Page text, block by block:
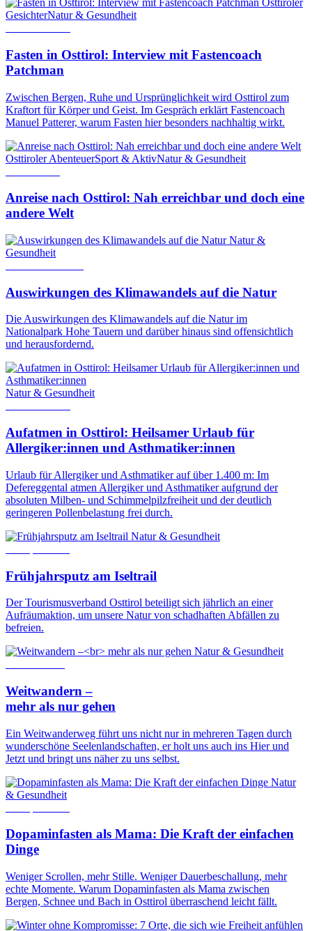
Osttiroler
GesichterNatur & Gesundheit
Fasten in Osttirol: Interview mit Fastencoach
Patchman
Zwischen Bergen, Ruhe und Ursprünglichkeit wird Osttirol zum
Kraftort für Körper und Geist. Im Gespräch erklärt Fastencoach
Manuel Patterer, warum Fasten hier besonders nachhaltig wirkt.
Osttiroler AbenteuerSport & AktivNatur & Gesundheit
Anreise nach Osttirol: Nah erreichbar und doch eine
andere Welt
Natur &
Gesundheit
Auswirkungen des Klimawandels auf die Natur
Die Auswirkungen des Klimawandels auf die Natur im
Nationalpark Hohe Tauern und darüber hinaus sind offensichtlich
und herausfordernd.
Natur & Gesundheit
Aufatmen in Osttirol: Heilsamer Urlaub für
Allergiker:innen und Asthmatiker:innen
Urlaub für Allergiker und Asthmatiker auf über 1.400 m: Im
Defereggental atmen Allergiker und Asthmatiker aufgrund der
absoluten Milben- und Schimmelpilzfreiheit und der deutlich
geringeren Pollenbelastung frei durch.
Natur & Gesundheit
Frühjahrsputz am Iseltrail
Der Tourismusverband Osttirol beteiligt sich jährlich an einer
Aufräumaktion, um unsere Natur von schadhaften Abfällen zu
befreien.
Natur & Gesundheit
Weitwandern –
mehr als nur gehen
Ein Weitwanderweg führt uns nicht nur in mehreren Tagen durch
wunderschöne Seelenlandschaften, er holt uns auch ins Hier und
Jetzt und bringt uns näher zu uns selbst.
Natur
& Gesundheit
Dopaminfasten als Mama: Die Kraft der einfachen
Dinge
Weniger Scrollen, mehr Stille. Weniger Dauerbeschallung, mehr
echte Momente. Warum Dopaminfasten als Mama zwischen
Bergen, Schnee und Bach in Osttirol überraschend leicht fällt.